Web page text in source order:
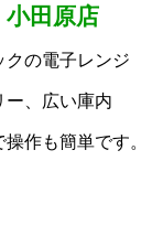
田原店
クの電子レンジ
ー、広い庫内
作も簡単です。